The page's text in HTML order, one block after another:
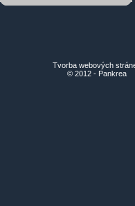
Tvorba webových
© 2012 - Pankrea